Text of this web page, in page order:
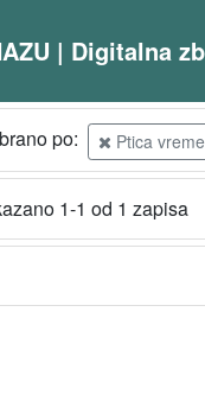
| Digitalna
po: Ptica
1-1 od 1 zapisa